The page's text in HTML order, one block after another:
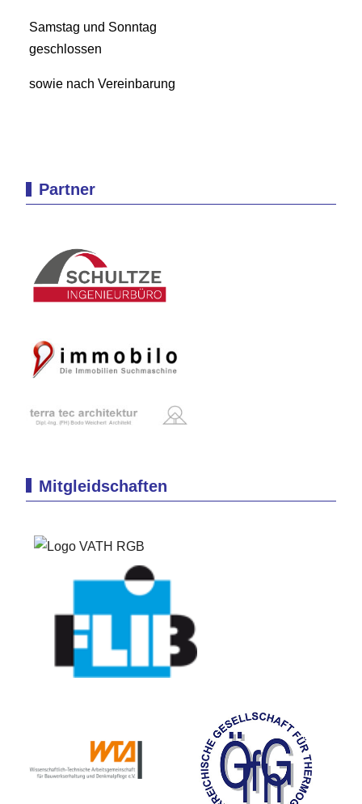
Samstag und Sonntag
geschlossen
sowie nach Vereinbarung
Partner
Mitgleidschaften